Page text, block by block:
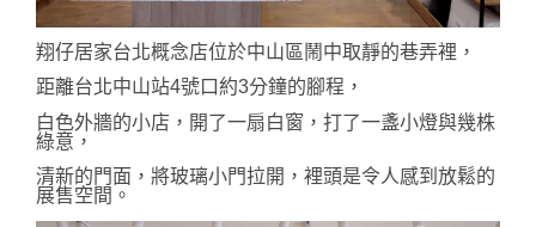
翔仔居家台北概念店位於中山區鬧中取靜的巷弄裡，
距離台北中山站4號口約3分鐘的腳程，
白色外牆的小店，開了一扇白窗，打了一盞小燈與幾株
綠意，
清新的門面，將玻璃小門拉開，裡頭是令人感到放鬆的
展售空間。